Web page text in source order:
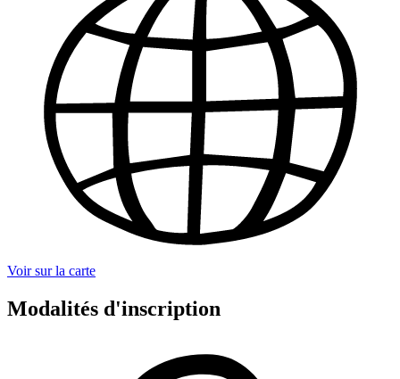
Voir sur la carte
Modalités d'inscription